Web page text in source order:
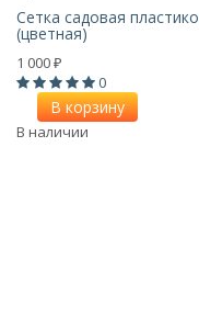
Сетка садовая
(цветная)
1 000 ₽
0
В корзину
В наличии